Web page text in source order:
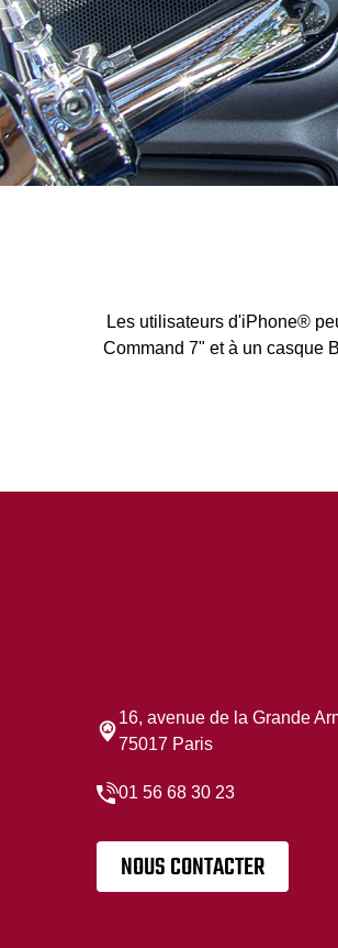
Les utilisateurs d'iPhone®
Command 7" et à un casque
16, avenue de la Grande
75017 Paris
01 56 68 30 23
NOUS CONTACTER